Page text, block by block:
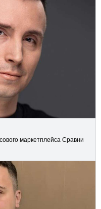
маркетплейса Сравни